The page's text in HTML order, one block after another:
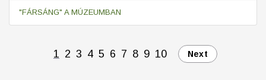
"FÁRSÁNG" A MÚZEUMBAN
1 2 3 4 5 6 7 8 9 10 Next